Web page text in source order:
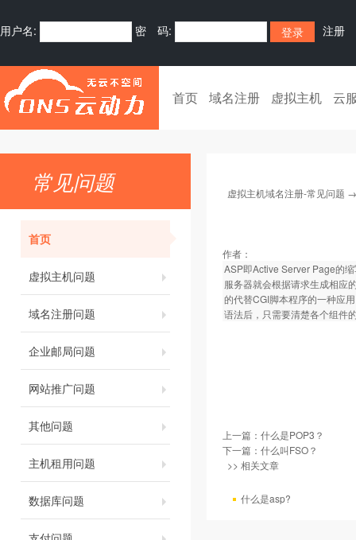
用户名: 密 码: 注册
首页 域名注册 虚拟主机 云
常见问题
首页
虚拟主机问题
域名注册问题
企业邮局问题
网站推广问题
其他问题
主机租用问题
数据库问题
虚拟主机域名注册-常见问题
作者：
ASP即Active Server Page的
服务器就会根据请求生成相应
的代替CGI脚本程序的一种应
语法后，只需要清楚各个组件
上一篇： 什么是POP3？
下一篇： 什么叫FSO？
>> 相关文章
什么是asp?